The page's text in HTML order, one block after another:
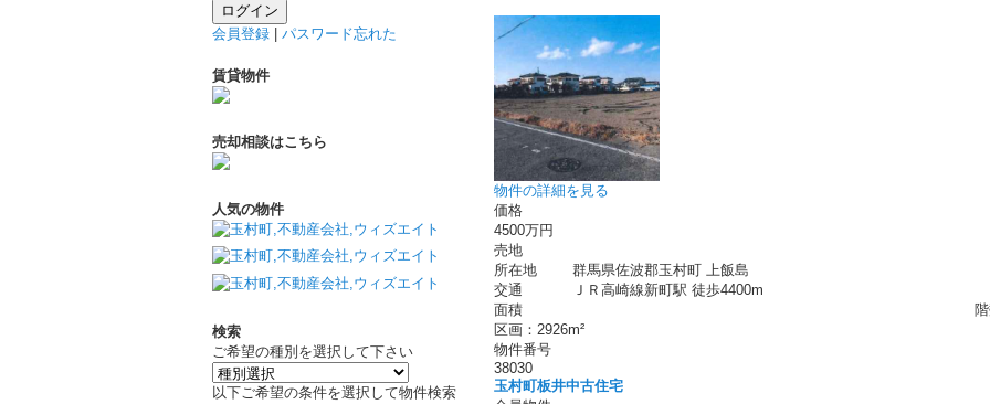
物件の詳細を見る
価格
4500万円
売地
所在地
群馬県佐波郡玉村町 上飯島
交通
ＪＲ高崎線新町駅 徒歩4400m
面積
区画：2926m²
物件番号
38030
玉村町板井中古住宅
会員登録 | パスワード忘れた
賃貸物件
売却相談はこちら
人気の物件
検索
ご希望の種別を選択して下さい
以下ご希望の条件を選択して物件検索